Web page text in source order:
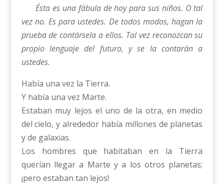
Ésta es una fábula de hoy para sus niños. O tal
vez no. Es para ustedes. De todos modos, hagan la
prueba de contársela a ellos. Tal vez reconozcan su
propio lenguaje del futuro, y se la contarán a
ustedes.
Había una vez la Tierra.
Y había una vez Marte.
Estaban muy lejos el uno de la otra, en medio
del cielo, y alrededor había millones de planetas
y de galaxias.
Los hombres que habitaban en la Tierra
querían llegar a Marte y a los otros planetas;
¡pero estaban tan lejos!